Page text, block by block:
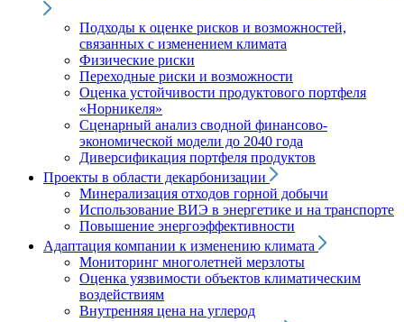
Подходы к оценке рисков и возможностей,
связанных с изменением климата
Физические риски
Переходные риски и возможности
Оценка устойчивости продуктового портфеля
«Норникеля»
Сценарный анализ сводной финансово-
экономической модели до 2040 года
Диверсификация портфеля продуктов
Проекты в области декарбонизации
Минерализация отходов горной добычи
Использование ВИЭ в энергетике и на транспорте
Повышение энергоэффективности
Адаптация компании к изменению климата
Мониторинг многолетней мерзлоты
Оценка уязвимости объектов климатическим
воздействиям
Внутренняя цена на углерод